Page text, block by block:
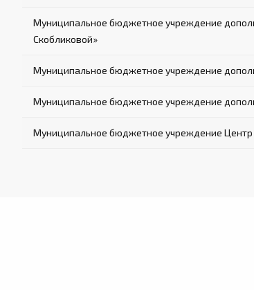
Муниципальное бюджетное учреждение
Скобликовой»
Муниципальное бюджетное учреждение
Муниципальное бюджетное учреждение
Муниципальное бюджетное учреждение Центр